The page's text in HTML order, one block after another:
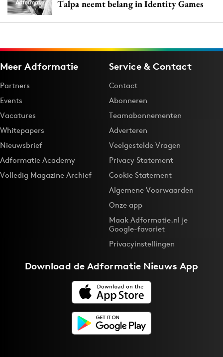
Talpa neemt belang in Identity Games
Meer Adformatie
Partners
Events
Vacatures
Whitepapers
Nieuwsbrief
Adformatie Academy
Volledig Magazine Archief
Service & Contact
Contact
Abonneren
Teamabonnementen
Adverteren
Veelgestelde Vragen
Privacy Statement
Cookie Statement
Algemene Voorwaarden
Onze app
Maak Adformatie.nl je
Google-favoriet
Privacyinstellingen
Download deAdformatie Nieuws App